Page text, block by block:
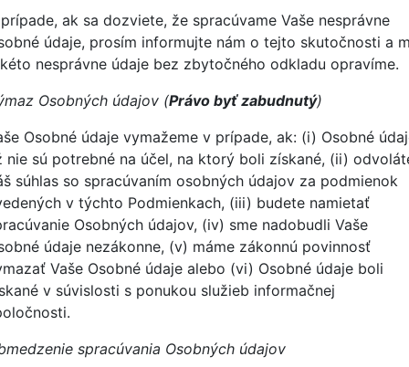
ak sa dozviete, že spracúvame Vaše nesprávne
údaje, prosím informujte nám o tejto skutočnosti a
nesprávne údaje bez zbytočného odkladu opravíme.
Osobných údajov (Právo byť zabudnutý)
Osobné údaje vymažeme v prípade, ak: (i) Osobné
nie sú potrebné na účel, na ktorý boli získané, (ii)
súhlas so spracúvaním osobných údajov za podmienok
v týchto Podmienkach, (iii) budete namietať
Osobných údajov, (iv) sme nadobudli Vaše
údaje nezákonne, (v) máme zákonnú povinnosť
Vaše Osobné údaje alebo (vi) Osobné údaje boli
v súvislosti s ponukou služieb informačnej
spracúvania Osobných údajov